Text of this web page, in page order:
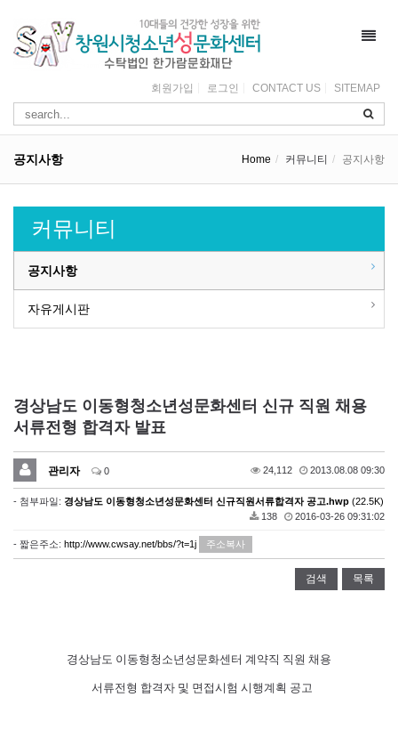
회원가입 로그인 CONTACT US SITEMAP
공지사항 Home 커뮤니티 공지사항
커뮤니티
공지사항
자유게시판
경상남도 이동형청소년성문화센터 신규 직원 채용
서류전형 합격자 발표
관리자 0 24,112 2013.08.08 09:30
- 첨부파일: 경상남도 이동형청소년성문화센터 신규직원서류합격자 공고.hwp (22.5K)
138
2016-03-26 09:31:02
- 짧은주소: http://www.cwsay.net/bbs/?t=1j 주소복사
검색 목록
경상남도 이동형청소년성문화센터 계약직 직원 채용
서류전형 합격자 및 면접시험 시행계획 공고